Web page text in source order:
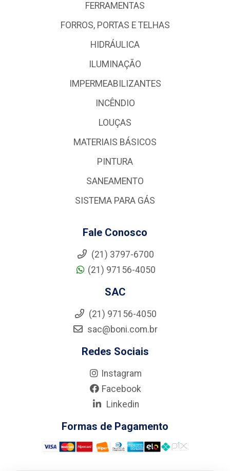
FERRAMENTAS
FORROS, PORTAS E TELHAS
HIDRÁULICA
ILUMINAÇÃO
IMPERMEABILIZANTES
INCÊNDIO
LOUÇAS
MATERIAIS BÁSICOS
PINTURA
SANEAMENTO
SISTEMA PARA GÁS
Fale Conosco
(21) 3797-6700
(21) 97156-4050
SAC
(21) 97156-4050
sac@boni.com.br
Redes Sociais
Instagram
Facebook
Linkedin
Formas de Pagamento